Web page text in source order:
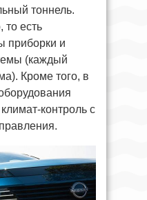
тоннель.
то есть
приборки и
(каждый
Кроме того, в
контроль с